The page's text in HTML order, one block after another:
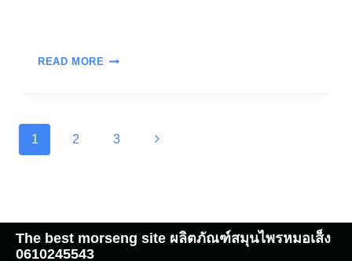
READ MORE
1 2 3
The best morseng site ผลิตภัณฑ์สมุนไพรหมอเส็ง
0610245543